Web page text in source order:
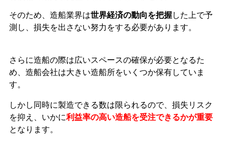
そのため、造船業界は世界経済の動向を把握した上で予
測し、損失を出さない努力をする必要があります。
さらに造船の際は広いスペースの確保が必要となるた
め、造船会社は大きい造船所をいくつか保有していま
す。
しかし同時に製造できる数は限られるので、損失リスク
を抑え、いかに利益率の高い造船を受注できるかが重要
となります。